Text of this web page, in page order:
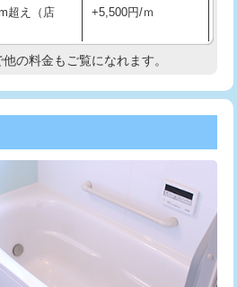
超え（店
+5,500円/ｍ
現地調査
え
33,000円
8,800円
の料金もご覧になれます。